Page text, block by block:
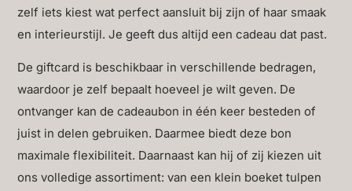
zelf iets kiest wat perfect aansluit bij zijn of haar smaak
en interieurstijl. Je geeft dus altijd een cadeau dat past.
De giftcard is beschikbaar in verschillende bedragen,
waardoor je zelf bepaalt hoeveel je wilt geven. De
ontvanger kan de cadeaubon in één keer besteden of
juist in delen gebruiken. Daarmee biedt deze bon
maximale flexibiliteit. Daarnaast kan hij of zij kiezen uit
ons volledige assortiment: van een klein boeket tulpen